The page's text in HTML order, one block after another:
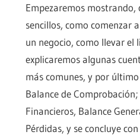
Empezaremos mostrando,
sencillos, como comenzar
un negocio, como llevar
explicaremos algunas
más comunes, y por
Balance de
Financieros, Balance
Pérdidas, y se concluye